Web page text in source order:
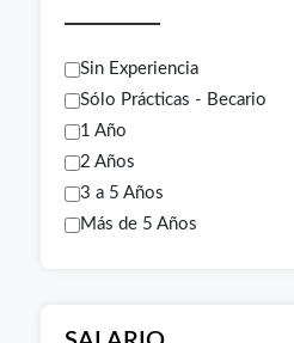
Sin Experiencia
Sólo Prácticas - Becario
1 Año
2 Años
3 a 5 Años
Más de 5 Años